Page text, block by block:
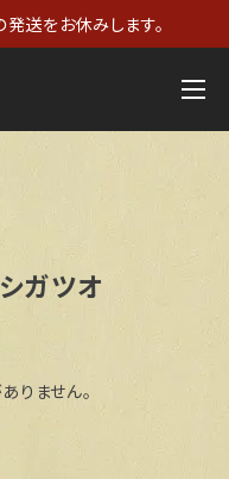
送をお休みします。
ガツオ
りません。